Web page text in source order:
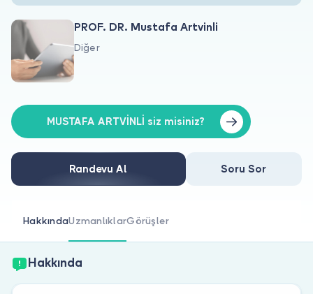
Hakkımızda
Doktorlar için
Doktor musunuz?
PROF. DR. Mustafa Artvinli
Diğer
MUSTAFA ARTVİNLİ siz misiniz?
Randevu Al Soru Sor
HakkındaUzmanlıklarGörüşler
Hakkında